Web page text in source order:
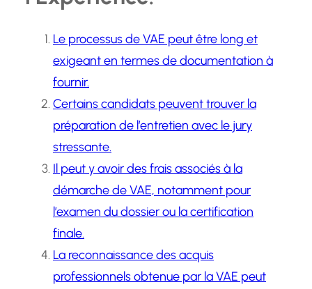
Le processus de VAE peut être long et
exigeant en termes de documentation à
fournir.
Certains candidats peuvent trouver la
préparation de l’entretien avec le jury
stressante.
Il peut y avoir des frais associés à la
démarche de VAE, notamment pour
l’examen du dossier ou la certification
finale.
La reconnaissance des acquis
professionnels obtenue par la VAE peut